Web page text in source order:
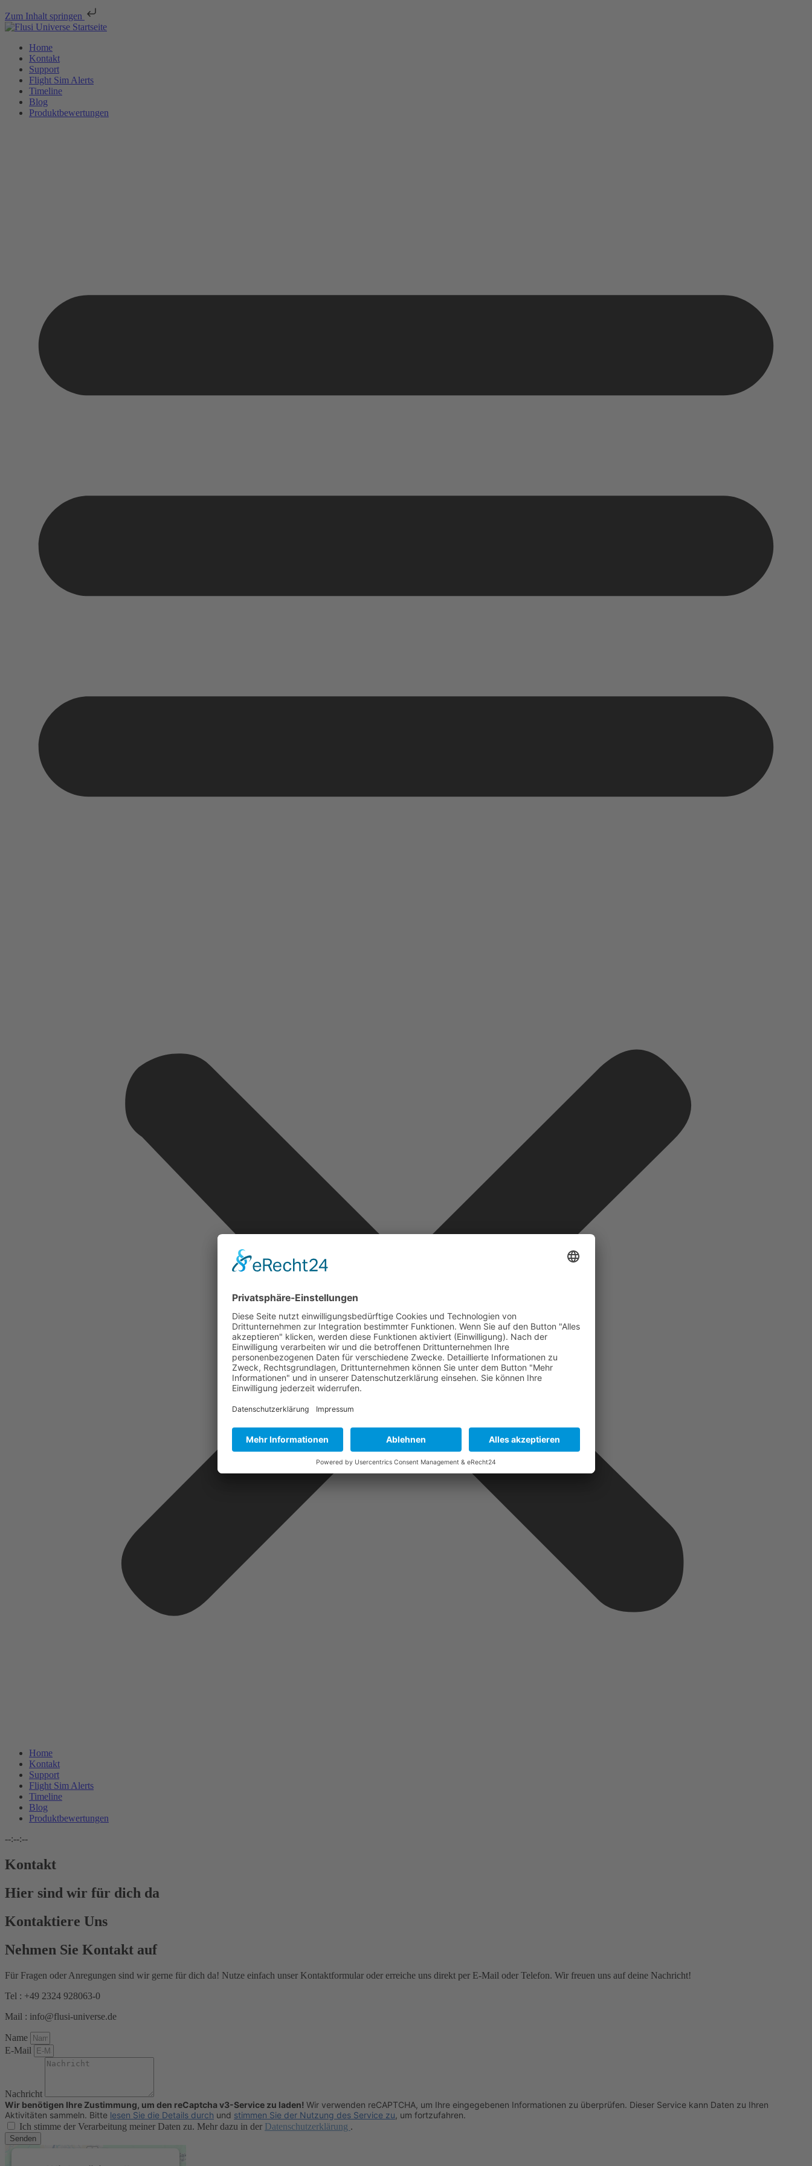
Zum Inhalt springen
Home
Kontakt
Support
Flight Sim Alerts
Timeline
Blog
Produktbewertungen
Home
Kontakt
Support
Flight Sim Alerts
Timeline
Blog
Produktbewertungen
--:--:--
Kontakt
Hier sind wir für dich da
Kontaktiere Uns
Nehmen Sie Kontakt auf
Für Fragen oder Anregungen sind wir gerne für dich da! Nutze einfach unser Kontaktformular oder erreiche uns direkt per E-Mail oder Telefon. Wir freuen uns auf deine Nachricht!
Tel : +49 2324 928063-0
Mail : info@flusi-universe.de
Name
E-Mail
Nachricht
Wir benötigen Ihre Zustimmung, um den reCaptcha v3-Service zu laden! Wir verwenden reCAPTCHA, um Ihre eingegebenen Informationen zu überprüfen. Dieser Service kann Daten zu Ihren
Aktivitäten sammeln. Bitte lesen Sie die Details durch und stimmen Sie der Nutzung des Service zu, um fortzufahren.
Ich stimme der Verarbeitung meiner Daten zu. Mehr dazu in der Datenschutzerklärung .
Senden